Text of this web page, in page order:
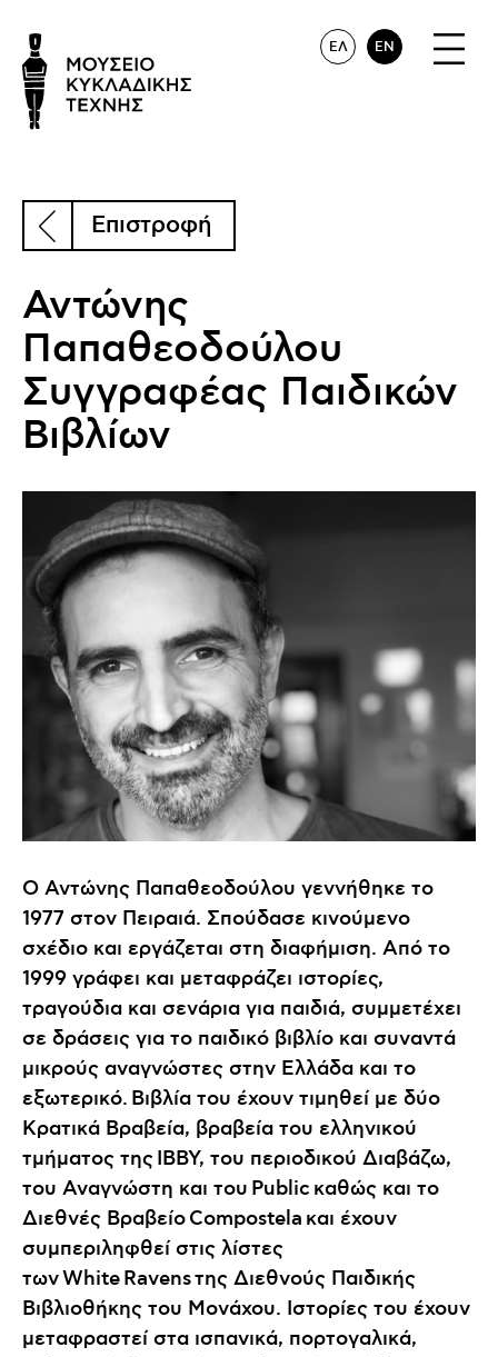
ΕΛ EN
Επιστροφή
Αντώνης
Παπαθεοδούλου
Συγγραφέας Παιδικών
Βιβλίων
Ο Αντώνης Παπαθεοδούλου γεννήθηκε το
1977 στον Πειραιά. Σπούδασε κινούμενο
σχέδιο και εργάζεται στη διαφήμιση. Από το
1999 γράφει και μεταφράζει ιστορίες,
τραγούδια και σενάρια για παιδιά, συμμετέχει
σε δράσεις για το παιδικό βιβλίο και συναντά
μικρούς αναγνώστες στην Ελλάδα και το
εξωτερικό. Βιβλία του έχουν τιμηθεί με δύο
Κρατικά Βραβεία, βραβεία του ελληνικού
τμήματος της IBBY, του περιοδικού Διαβάζω,
του Αναγνώστη και του Public καθώς και το
Διεθνές Βραβείο Compostela και έχουν
συμπεριληφθεί στις λίστες
των White Ravens της Διεθνούς Παιδικής
Βιβλιοθήκης του Μονάχου. Ιστορίες του έχουν
μεταφραστεί στα ισπανικά, πορτογαλικά,